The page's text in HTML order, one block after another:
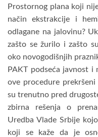
Prostornog plana koji
način ekstrakcije i
odlagane na jalovinu?
zašto se žurilo i zašto
oko novogodišnjih
PAKT podseća javnost i
ove procedure
su trenutno pred
zbirna rešenja o
Uredba Vlade Srbije
koji se kaže da je